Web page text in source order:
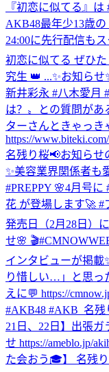
『初恋に似てる』
AKB48最年少13歳の
24:00に先行配信も
初恋に似てる ぜひ
究生 👑 ...✨お知らせ
新井彩永 #八木愛月
は？〟との質問があ
ターさんときゃっき
https://
名残り桜📢お知らせ
✨美容業界関係者も
#PREPPY 🌸4月号
花 が登場します🚀
発売日（2月28日）
せ🌸
インタビューが掲載
り惜しい…」と思っ
えに💬 https://
#AKB48 #AKB_名残
21日、22日】出張
せ https://ameblo.jp/
た会おう🎓】 名残